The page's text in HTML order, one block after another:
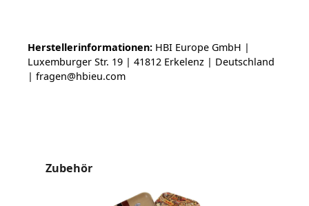
Herstellerinformationen: HBI Europe GmbH |
Luxemburger Str. 19 | 41812 Erkelenz | Deutschland
| fragen@hbieu.com
Produktgalerie überspringen
Zubehör